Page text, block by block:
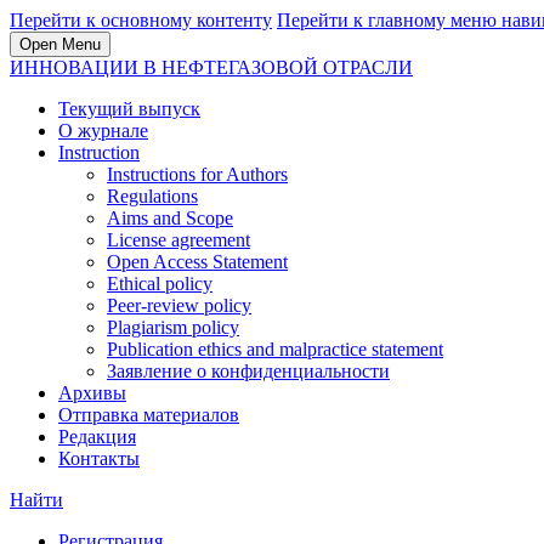
Перейти к основному контенту Перейти к главному меню
Open Menu
ИННОВАЦИИ В НЕФТЕГАЗОВОЙ ОТРАСЛИ
Текущий выпуск
О журнале
Instruction
Instructions for Authors
Regulations
Aims and Scope
License agreement
Open Access Statement
Ethical policy
Peer-review policy
Plagiarism policy
Publication ethics and malpractice statement
Заявление о конфиденциальности
Архивы
Отправка материалов
Редакция
Контакты
Найти